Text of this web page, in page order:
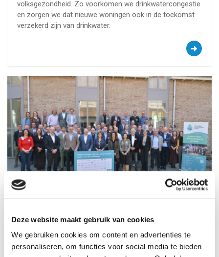
Deze website maakt gebruik van cookies
We gebruiken cookies om content en advertenties te
personaliseren, om functies voor social media te bieden
volksgezondheid. Zo voorkomen we drinkwatercongestie
en zorgen we dat nieuwe woningen ook in de toekomst
verzekerd zijn van drinkwater.
wijken van de toekomst
Op 17 april 2026 kwam Mijn Waterfabriek met
bestuurders, overheden, brancheorganisaties en bedrijven